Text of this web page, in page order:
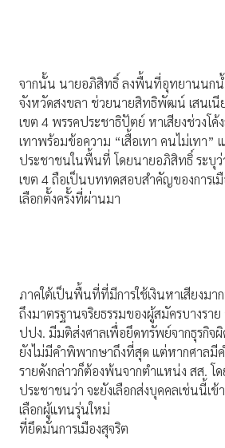
จากนั้น นายอภิสิทธิ์ ลงพื้นที่อุทยานนกน้
จังหวัดสงขลา ช่วยนายสิทธิพัฒน์ เสนเนี
เขต 4 พรรคประชาธิปัตย์ หาเสียงช่วงโค้
เทาพร้อมข้อความ “เสื้อเทา คนไม่เทา”
ประชาชนในพื้นที่ โดยนายอภิสิทธิ์ ระบุว่
เขต 4 ถือเป็นบททดสอบสำคัญของการเมื
เลือกตั้งครั้งที่ผ่านมา
ภาคใต้เป็นพื้นที่ที่มีการใช้เงินหาเสียงม
ถึงมาตรฐานจริยธรรมของผู้สมัครบางรา
ปปง. มีมติส่งศาลเพื่อยึดทรัพย์จากธุรกิจ
ยังไม่มีคำพิพากษาถึงที่สุด แต่หากศาลมี
รายดังกล่าวก็ต้องพ้นจากตำแหน่ง สส. โ
ประชาชนว่า จะยังเลือกส่งบุคคลเช่นนี้เข้
เลือกผู้แทนรุ่นใหม่
ที่ยึดมั่นการเมืองสุจริต